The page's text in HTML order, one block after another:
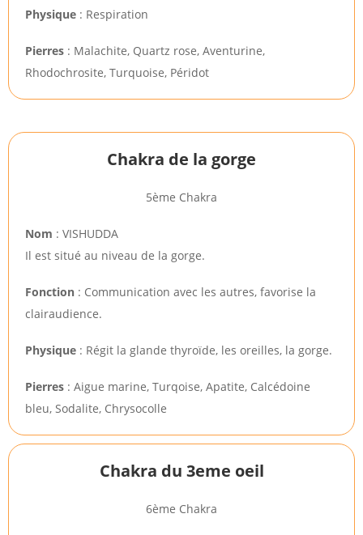
Physique : Respiration
Pierres : Malachite, Quartz rose, Aventurine,
Rhodochrosite, Turquoise, Péridot
Chakra de la gorge
5ème Chakra
Nom : VISHUDDA
Il est situé au niveau de la gorge.
Fonction : Communication avec les autres, favorise la
clairaudience.
Physique : Régit la glande thyroïde, les oreilles, la gorge.
Pierres : Aigue marine, Turqoise, Apatite, Calcédoine
bleu, Sodalite, Chrysocolle
Chakra du 3eme oeil
6ème Chakra